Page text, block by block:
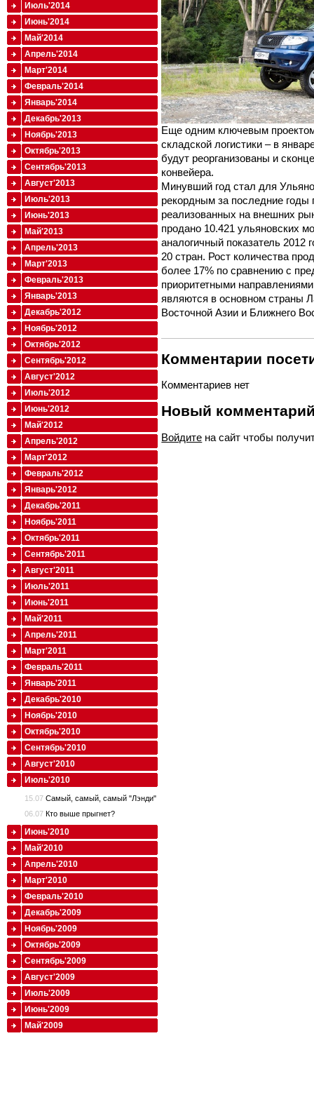
Еще одним ключевым
складской логистики – в
будут реорганизованы и
конвейера.
Минувший год стал для
рекордным за последние годы
реализованных на внешних
продано 10.421 ульяновских
аналогичный показатель
20 стран. Рост количества
более 17% по сравнению с
приоритетными
являются в основном страны
Восточной Азии и Ближнего
Комментарии
Комментариев нет
Новый
Войдите на сайт чтобы
Июль'2014
Июнь'2014
Май'2014
Апрель'2014
Март'2014
Февраль'2014
Январь'2014
Декабрь'2013
Ноябрь'2013
Октябрь'2013
Сентябрь'2013
Август'2013
Июль'2013
Июнь'2013
Май'2013
Апрель'2013
Март'2013
Февраль'2013
Январь'2013
Декабрь'2012
Ноябрь'2012
Октябрь'2012
Сентябрь'2012
Август'2012
Июль'2012
Июнь'2012
Май'2012
Апрель'2012
Март'2012
Февраль'2012
Январь'2012
Декабрь'2011
Ноябрь'2011
Октябрь'2011
Сентябрь'2011
Август'2011
Июль'2011
Июнь'2011
Май'2011
Апрель'2011
Март'2011
Февраль'2011
Январь'2011
Декабрь'2010
Ноябрь'2010
Октябрь'2010
Сентябрь'2010
Август'2010
Июль'2010
15.07 Самый, самый, самый "Лэнди"
06.07 Кто выше прыгнет?
Июнь'2010
Май'2010
Апрель'2010
Март'2010
Февраль'2010
Декабрь'2009
Ноябрь'2009
Октябрь'2009
Сентябрь'2009
Август'2009
Июль'2009
Июнь'2009
Май'2009